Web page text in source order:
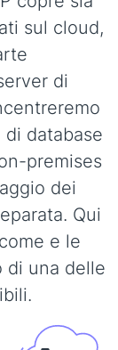
sul cloud,
di
database
premises
dei
Qui
e le
di una delle